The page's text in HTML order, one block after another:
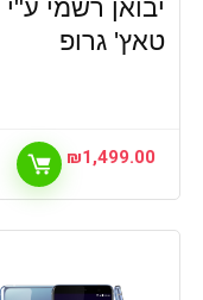
יבואן רשמי ע"י
טאץ' גרופ
₪1,499.00